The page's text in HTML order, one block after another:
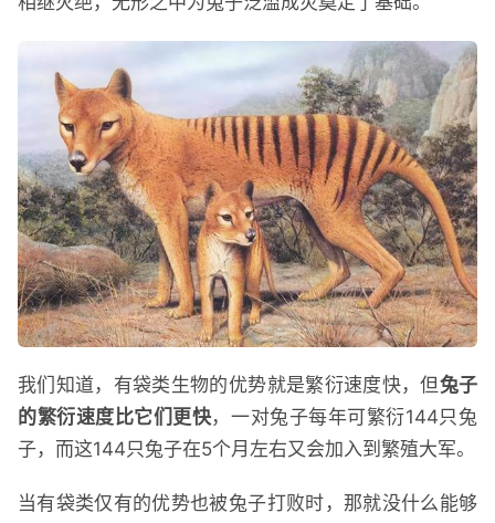
我们知道，有袋类生物的优势就是繁衍速度快，但兔子
的繁衍速度比它们更快，一对兔子每年可繁衍144只兔
子，而这144只兔子在5个月左右又会加入到繁殖大军。
当有袋类仅有的优势也被兔子打败时，那就没什么能够